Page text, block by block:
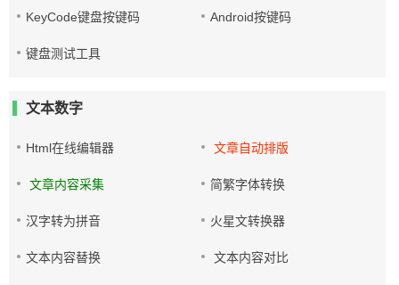
KeyCode键盘按键码 Android按键码
键盘测试工具
文本数字
Html在线编辑器 文章自动排版
文章内容采集 简繁字体转换
汉字转为拼音 火星文转换器
文本内容替换 文本内容对比